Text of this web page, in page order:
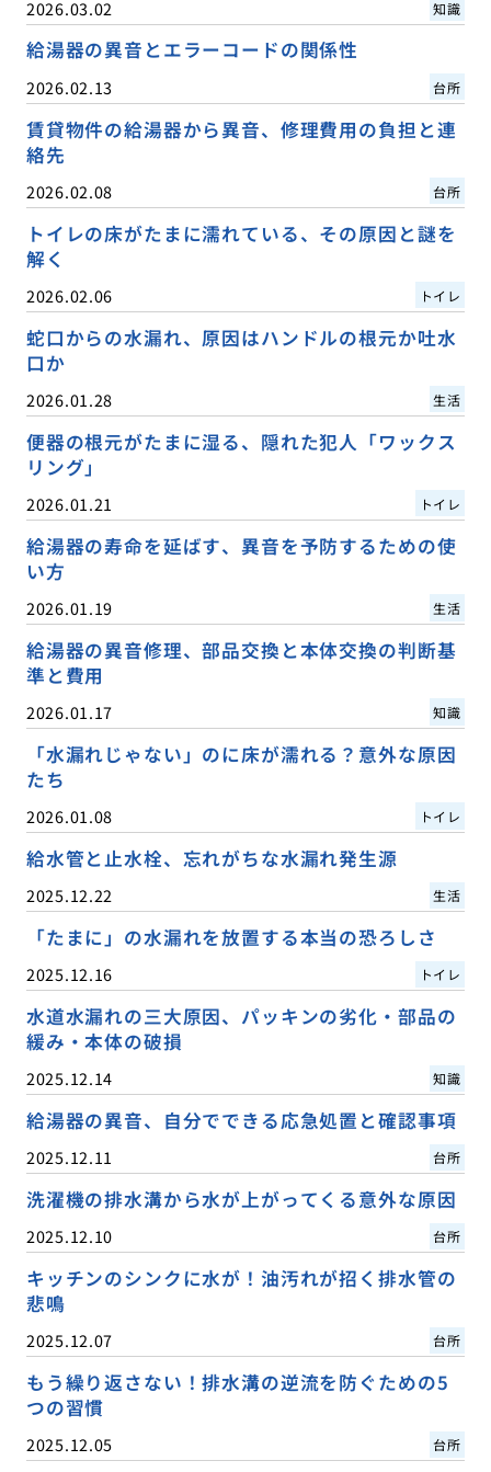
2026.03.02 知識
給湯器の異音とエラーコードの関係性
2026.02.13 台所
賃貸物件の給湯器から異音、修理費用の負担と連
絡先
2026.02.08 台所
トイレの床がたまに濡れている、その原因と謎を
解く
2026.02.06 トイレ
蛇口からの水漏れ、原因はハンドルの根元か吐水
口か
2026.01.28 生活
便器の根元がたまに湿る、隠れた犯人「ワックス
リング」
2026.01.21 トイレ
給湯器の寿命を延ばす、異音を予防するための使
い方
2026.01.19 生活
給湯器の異音修理、部品交換と本体交換の判断基
準と費用
2026.01.17 知識
「水漏れじゃない」のに床が濡れる？意外な原因
たち
2026.01.08 トイレ
給水管と止水栓、忘れがちな水漏れ発生源
2025.12.22 生活
「たまに」の水漏れを放置する本当の恐ろしさ
2025.12.16 トイレ
水道水漏れの三大原因、パッキンの劣化・部品の
緩み・本体の破損
2025.12.14 知識
給湯器の異音、自分でできる応急処置と確認事項
2025.12.11 台所
洗濯機の排水溝から水が上がってくる意外な原因
2025.12.10 台所
キッチンのシンクに水が！油汚れが招く排水管の
悲鳴
2025.12.07 台所
もう繰り返さない！排水溝の逆流を防ぐための5
つの習慣
2025.12.05 台所